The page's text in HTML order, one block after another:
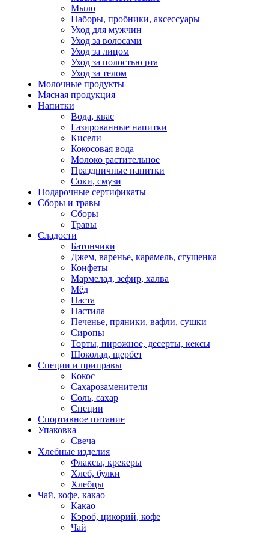
Мыло
Наборы, пробники, аксессуары
Уход для мужчин
Уход за волосами
Уход за лицом
Уход за полостью рта
Уход за телом
Молочные продукты
Мясная продукция
Напитки
Вода, квас
Газированные напитки
Кисели
Кокосовая вода
Молоко растительное
Праздничные напитки
Соки, смузи
Подарочные сертификаты
Сборы и травы
Сборы
Травы
Сладости
Батончики
Джем, варенье, карамель, сгущенка
Конфеты
Мармелад, зефир, халва
Мёд
Паста
Пастила
Печенье, пряники, вафли, сушки
Сиропы
Торты, пирожное, десерты, кексы
Шоколад, щербет
Специи и приправы
Кокос
Сахарозаменители
Соль, сахар
Специи
Спортивное питание
Упаковка
Свеча
Хлебные изделия
Флаксы, крекеры
Хлеб, булки
Хлебцы
Чай, кофе, какао
Какао
Кэроб, цикорий, кофе
Чай